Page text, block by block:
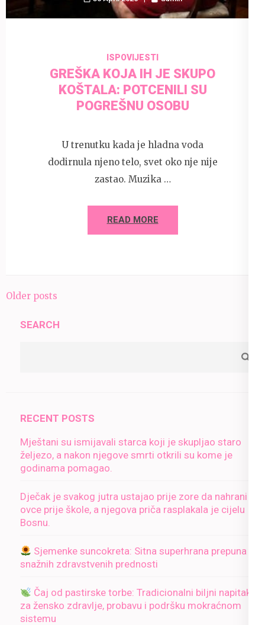
ISPOVIJESTI
GREŠKA KOJA IH JE SKUPO
KOŠTALA: POTCENILI SU
POGREŠNU OSOBU
U trenutku kada je hladna voda
dodirnula njeno telo, svet oko nje nije
zastao. Muzika …
READ MORE
Posts
Older posts
SEARCH
RECENT POSTS
Mještani su ismijavali starca koji je skupljao staro
željezo, a nakon njegove smrti otkrili su kome je
godinama pomagao.
Dječak je svakog jutra ustajao prije zore da nahrani
ovce prije škole, a njegova priča rasplakala je cijelu
Bosnu.
Sjemenke suncokreta: Sitna superhrana prepuna
snažnih zdravstvenih prednosti
Čaj od pastirske torbe: Tradicionalni biljni napitak
za žensko zdravlje, probavu i podršku mokraćnom
sistemu